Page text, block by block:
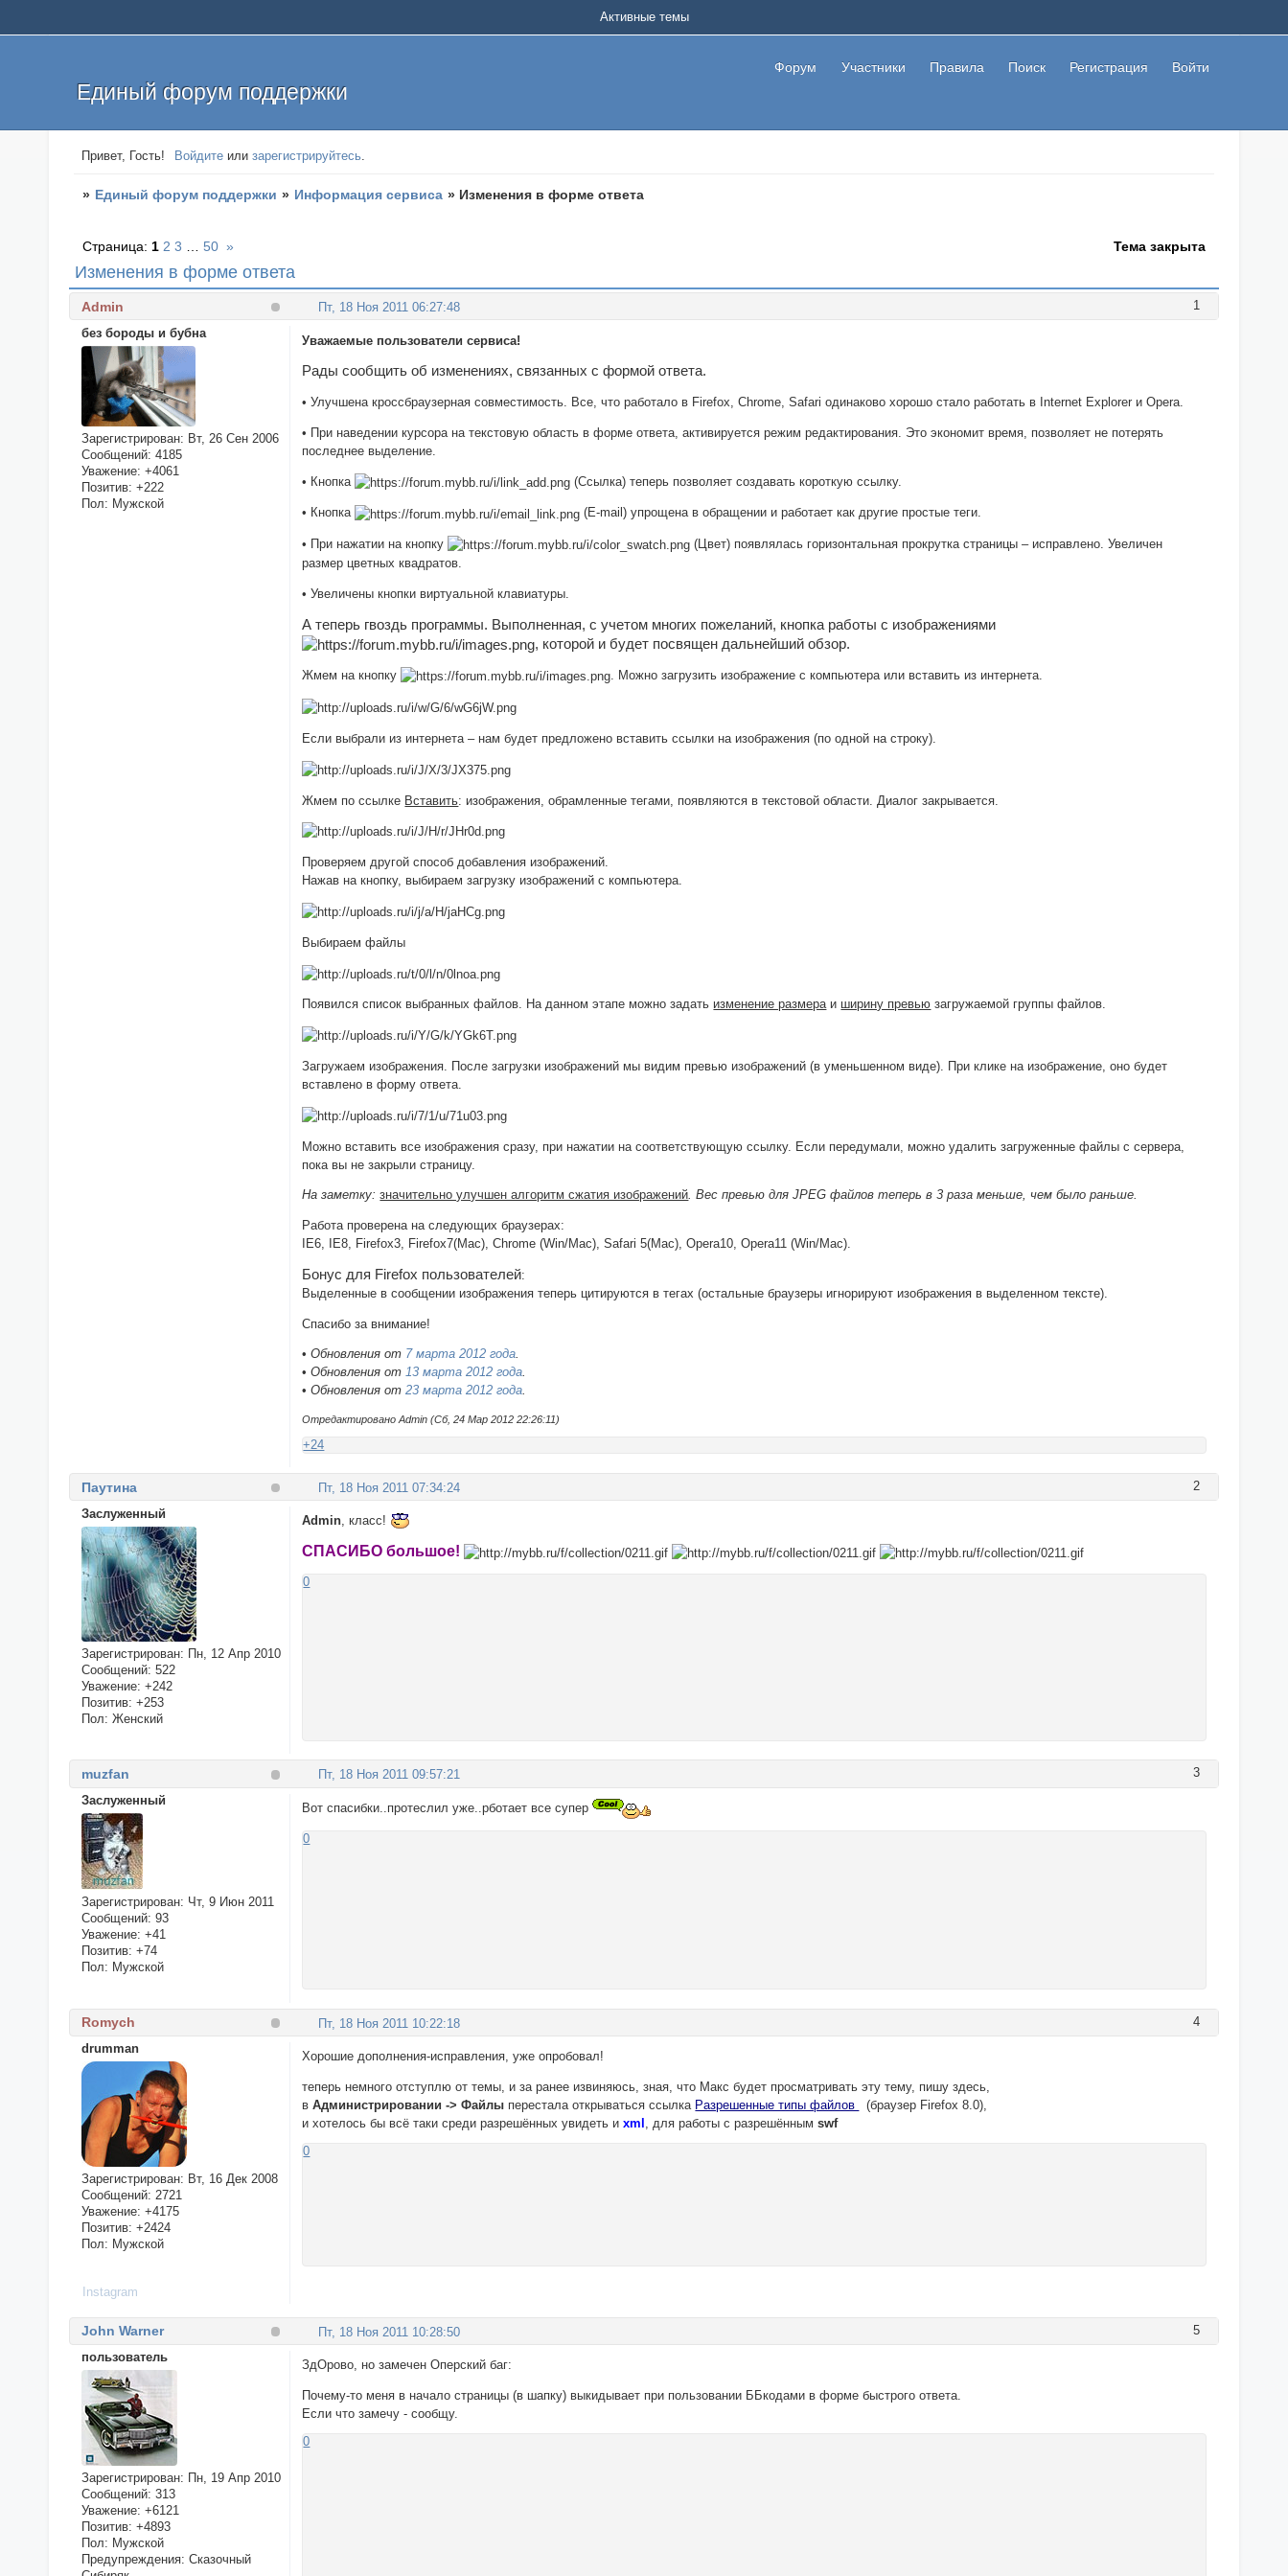
Единый форум поддержки
Форум Участники Правила Поиск Регистрация Войти
Активные темы
Привет, Гость! Войдите илизарегистрируйтесь.
» Единый форум поддержки » Информация сервиса » Изменения в форме ответа
Изменения в форме ответа
Страница: 1 2 3 50 » Тема закрыта
1
Пт, 18 Ноя 2011 06:27:48
Admin
без бороды и бубна
Зарегистрирован: Вт, 26 Сен 2006
Сообщений: 4185
Уважение: +4061
Позитив: +222
Пол: Мужской
Уважаемые пользователи сервиса!
Рады сообщить об изменениях, связанных с формой ответа.
• Улучшена кроссбраузерная совместимость. Все, что работало в Firefox, Chrome, Safari одинаково хорошо стало работать в Internet Explorer и Opera.
• При наведении курсора на текстовую область в форме ответа, активируется режим редактирования. Это экономит время, позволяет не потерять
последнее выделение.
• Кнопка (Ссылка) теперь позволяет создавать короткую ссылку.
• Кнопка (E-mail) упрощена в обращении и работает как другие простые теги.
• При нажатии на кнопку
(Цвет) появлялась горизонтальная прокрутка страницы – исправлено. Увеличен
размер цветных квадратов.
• Увеличены кнопки виртуальной клавиатуры.
А теперь гвоздь программы. Выполненная, с учетом многих пожеланий, кнопка работы с изображениями
, которой и будет посвящен дальнейший обзор.
Жмем на кнопку . Можно загрузить изображение с компьютера или вставить из интернета.
Если выбрали из интернета – нам будет предложено вставить ссылки на изображения (по одной на строку).
Жмем по ссылке Вставить: изображения, обрамленные тегами, появляются в текстовой области. Диалог закрывается.
Проверяем другой способ добавления изображений.
Нажав на кнопку, выбираем загрузку изображений с компьютера.
Выбираем файлы
Появился список выбранных файлов. На данном этапе можно задать изменение размераи ширину превью загружаемой группы файлов.
Загружаем изображения. После загрузки изображений мы видим превью изображений (в уменьшенном виде). При клике на изображение, оно будет
вставлено в форму ответа.
Можно вставить все изображения сразу, при нажатии на соответствующую ссылку. Если передумали, можно удалить загруженные файлы с сервера,
пока вы не закрыли страницу.
На заметку:значительно улучшен алгоритм сжатия изображений. Вес превью для JPEG файлов теперь в 3 раза меньше, чем было раньше.
Работа проверена на следующих браузерах:
IE6, IE8, Firefox3, Firefox7(Mac), Chrome (Win/Mac), Safari 5(Mac), Opera10, Opera11 (Win/Mac).
Бонус для Firefox пользователей:
Выделенные в сообщении изображения теперь цитируются в тегах (остальные браузеры игнорируют изображения в выделенном тексте).
Спасибо за внимание!
•Обновления от 7 марта 2012 года.
•Обновления от13 марта 2012 года.
•Обновления от23 марта 2012 года.
Отредактировано Admin (Сб, 24 Мар 2012 22:26:11)
+24
2
Пт, 18 Ноя 2011 07:34:24
Паутина
Заслуженный
Зарегистрирован: Пн, 12 Апр 2010
Сообщений: 522
Уважение: +242
Позитив: +253
Пол: Женский
Admin, класс!
СПАСИБО большое!
0
3
Пт, 18 Ноя 2011 09:57:21
muzfan
Заслуженный
Зарегистрирован: Чт, 9 Июн 2011
Сообщений: 93
Уважение: +41
Позитив: +74
Пол: Мужской
Вот спасибки..протеслил уже..рботает все супер
0
4
Пт, 18 Ноя 2011 10:22:18
Romych
drumman
Зарегистрирован: Вт, 16 Дек 2008
Сообщений: 2721
Уважение: +4175
Позитив: +2424
Пол: Мужской
Хорошие дополнения-исправления, уже опробовал!
теперь немного отступлю от темы, и за ранее извиняюсь, зная, что Макс будет просматривать эту тему, пишу здесь,
вАдминистрировании -> Файлы перестала открываться ссылка Разрешенные типы файлов
(браузер Firefox 8.0),
и хотелось бы всё таки среди разрешённых увидеть иxml , для работы с разрешённымswf
0
Instagram
5
Пт, 18 Ноя 2011 10:28:50
John Warner
пользователь
Зарегистрирован: Пн, 19 Апр 2010
Сообщений: 313
Уважение: +6121
Позитив: +4893
Пол: Мужской
Предупреждения: Сказочный
ЗдОрово, но замечен Оперский баг:
Почему-то меня в начало страницы (в шапку) выкидывает при пользовании ББкодами в форме быстрого ответа.
Если что замечу - сообщу.
0